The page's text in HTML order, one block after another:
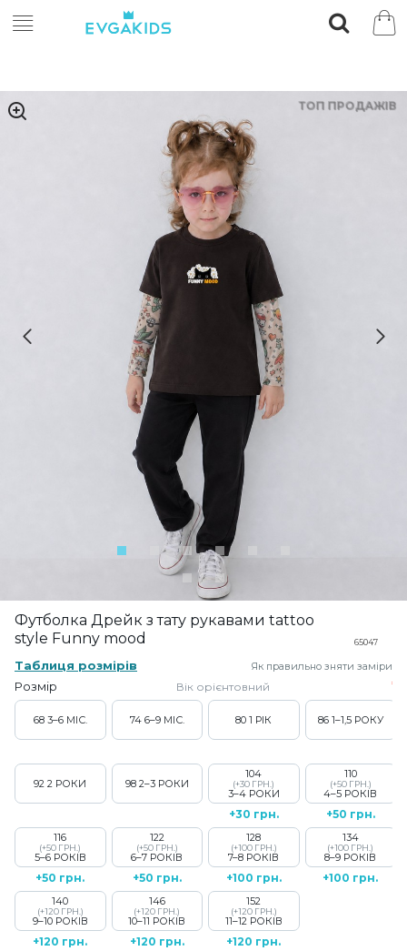
ТОП ПРОДАЖІВ
Футболка Дрейк з тату рукавами tattoo
style Funny mood
65047
Таблиця розмірів Як правильно зняти заміри
Розмір Вік орієнтовний
68 3–6 МІС. 74 6–9 МІС. 80 1 РІК 86 1–1,5 РОКУ
92 2 РОКИ 98 2–3 РОКИ
104
(+30 ГРН.)
3–4 РОКИ
+30 грн.
110
(+50 ГРН.)
4–5 РОКІВ
+50 грн.
116
(+50 ГРН.)
5–6 РОКІВ
+50 грн.
122
(+50 ГРН.)
6–7 РОКІВ
+50 грн.
128
(+100 ГРН.)
7–8 РОКІВ
+100 грн.
134
(+100 ГРН.)
8–9 РОКІВ
+100 грн.
140
(+120 ГРН.)
9–10 РОКІВ
+120 грн.
146
(+120 ГРН.)
10–11 РОКІВ
+120 грн.
152
(+120 ГРН.)
11–12 РОКІВ
+120 грн.